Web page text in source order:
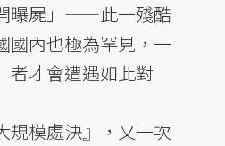
曝屍」——此一殘酷
國內也極為罕見，一
者才會遭遇如此對
規模處決』，又一次